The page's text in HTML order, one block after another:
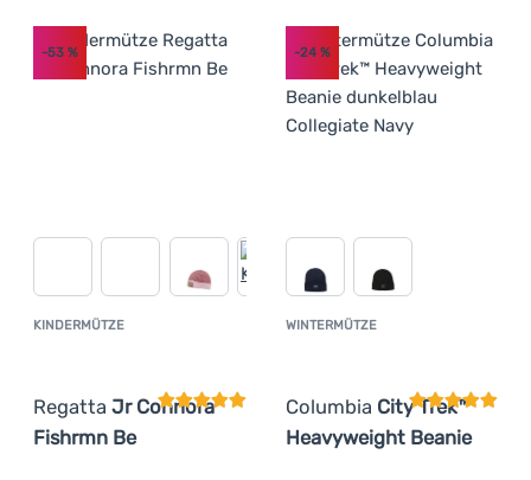
KINDERMÜTZE
Regatta Jr Connora
Fishrmn Be
Kundenbewertung
-53 %
WINTERMÜTZE
Columbia City Trek™
Heavyweight Beanie
-24%